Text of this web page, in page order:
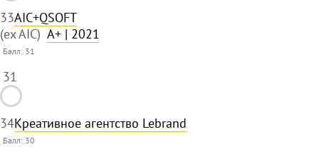
33AIC+QSOFT
(ex AIC) A+ | 2021
Балл: 31
31
34Креативное агентство Lebrand
Балл: 30